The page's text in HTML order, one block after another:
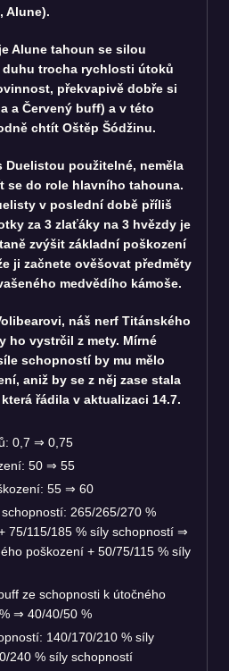
Alune).
Alune tahoun se silou
trocha rychlosti útoků
překvapivě dobře si
a Červený buff) a v této
chtít Oštěp Šódžinu.
použitelné, neměla
se do role hlavního tahouna.
v poslední době příliš
za 3 zlaťáky na 3 hvězdy je
zvýšit základní poškození
ji začnete ověšovat předměty
medvědího kámoše.
náš nerf Titánského
ho vystrčil z mety. Mírné
schopností by mu mělo
aniž by se z něj zase stala
řádila v aktualizaci 14.7.
0,7 ⇒ 0,75
50 ⇒ 55
55 ⇒ 60
265/265/270 %
75/115/185 % síly schopností ⇒
poškození + 50/75/115 % síly
ze schopnosti k útočného
⇒ 40/40/50 %
140/170/210 % síly
240 % síly schopností